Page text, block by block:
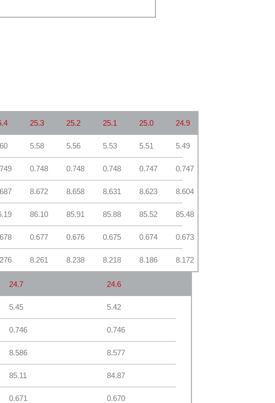
25.3 25.2 25.1 25.0 24.9
5.58 5.56 5.53 5.51 5.49
0.748 0.748 0.748 0.747 0.747
8.672 8.658 8.631 8.623 8.604
86.10 85.91 85.88 85.52 85.48
0.677 0.676 0.675 0.674 0.673
8.261 8.238 8.218 8.186 8.172
24.7 24.6
5.45 5.42
0.746 0.746
8.586 8.577
85.11 84.87
0.671 0.670